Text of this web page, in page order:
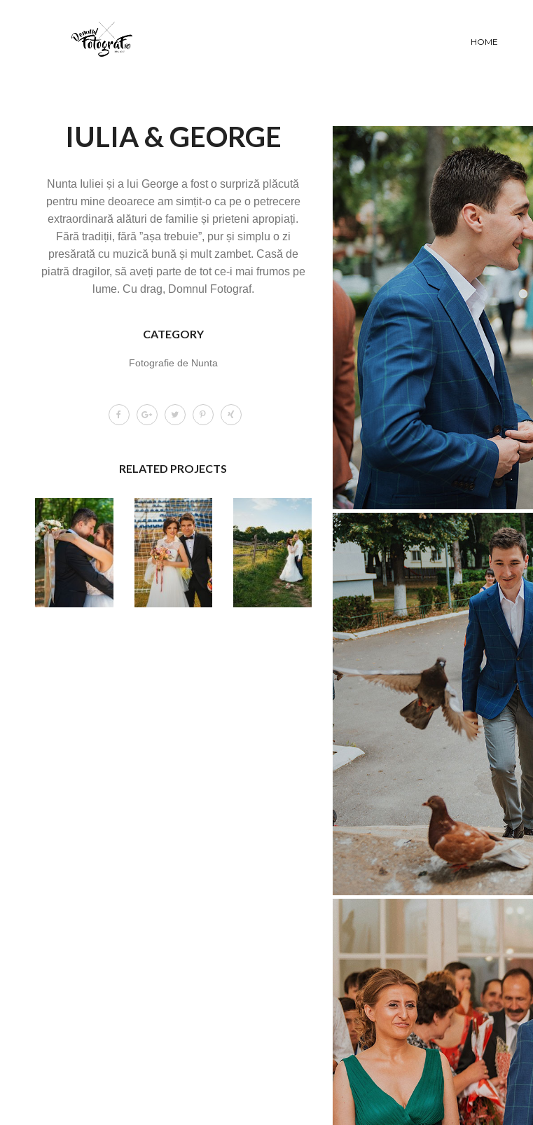
HOME
IULIA & GEORGE
Nunta Iuliei și a lui George a fost o surpriză plăcută
pentru mine deoarece am simțit-o ca pe o petrecere
extraordinară alături de familie și prieteni apropiați.
Fără tradiții, fără ”așa trebuie”, pur și simplu o zi
presărată cu muzică bună și mult zambet. Casă de
piatră dragilor, să aveți parte de tot ce-i mai frumos pe
lume. Cu drag, Domnul Fotograf.
CATEGORY
Fotografie de Nunta
RELATED PROJECTS